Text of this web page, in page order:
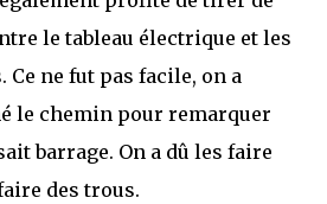
le tableau électrique et les
Ce ne fut pas facile, on a
le chemin pour remarquer
barrage. On a dû les faire
des trous.